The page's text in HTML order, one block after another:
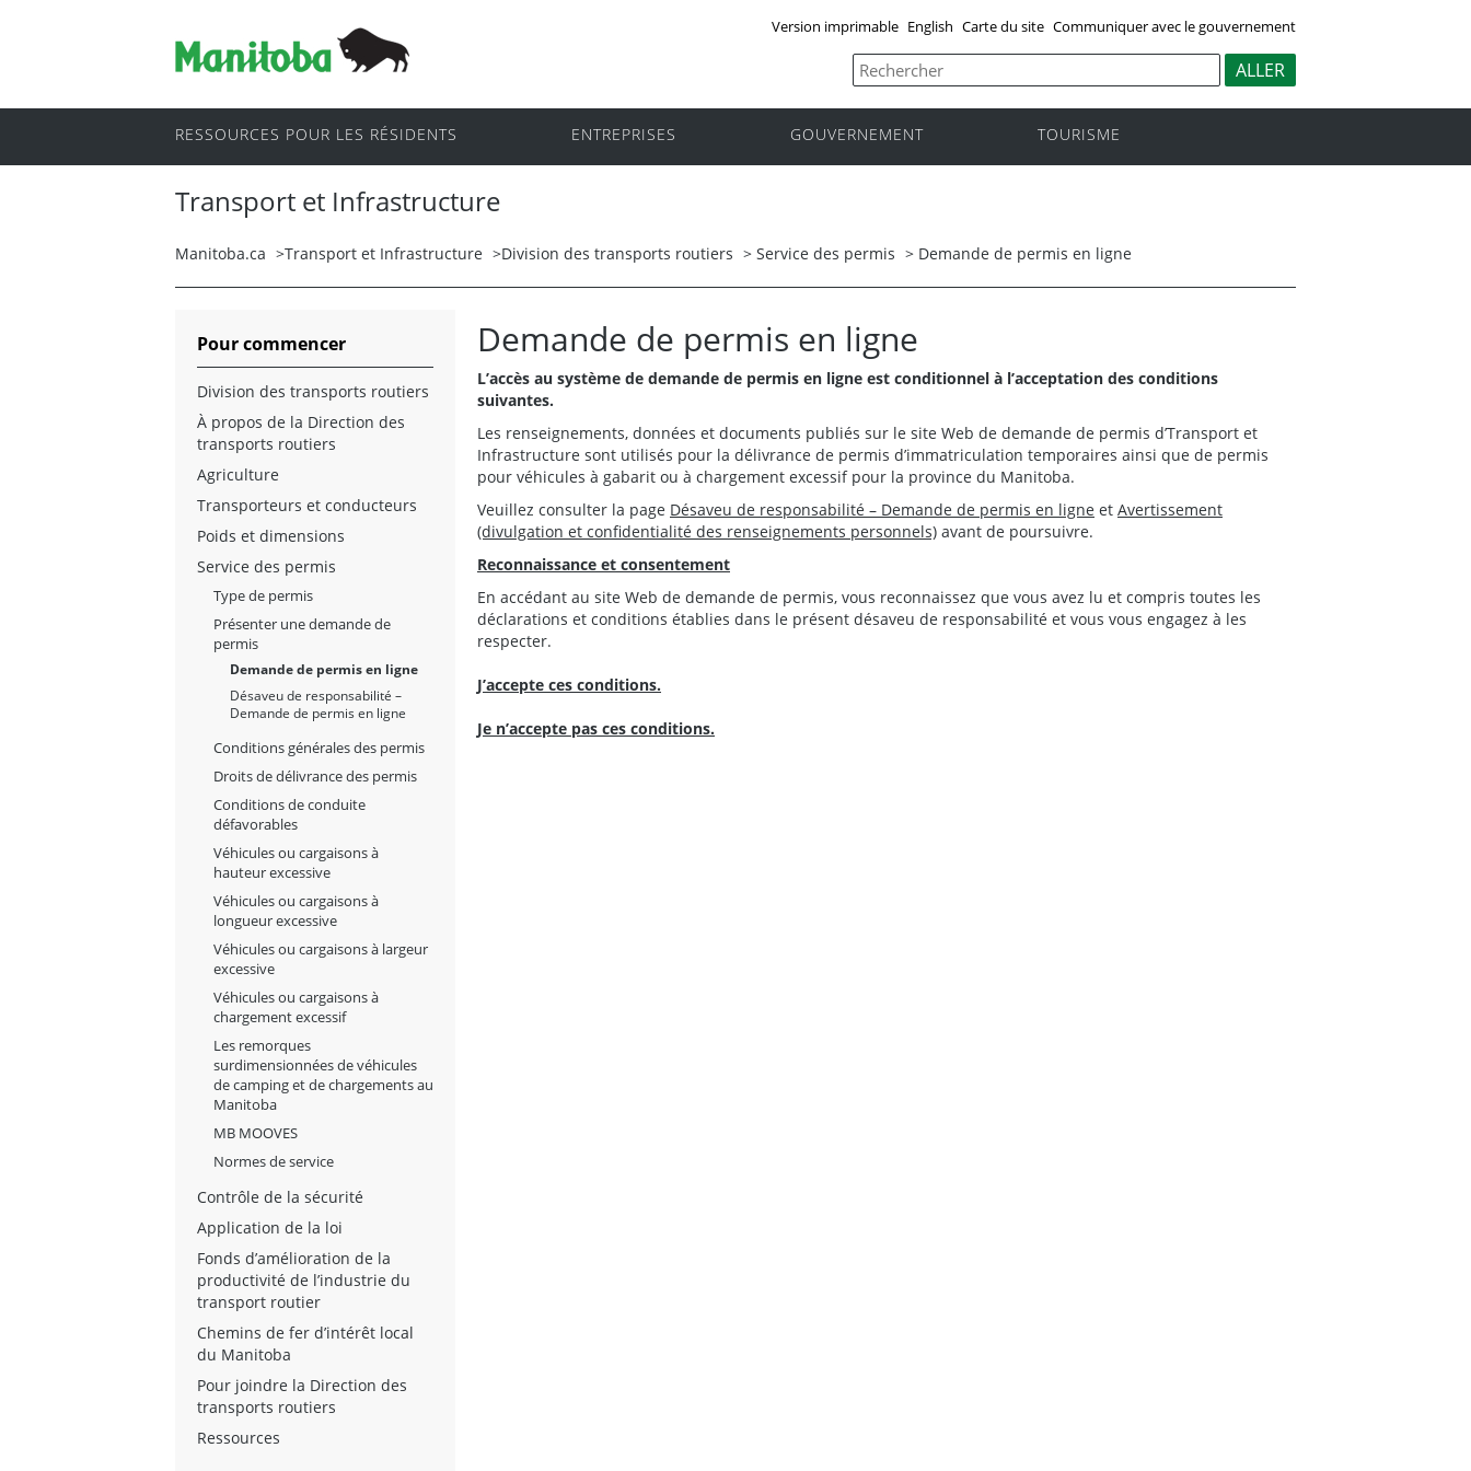
Version imprimable English Carte du site Communiquer avec le gouvernement
RESSOURCES POUR LES RÉSIDENTS ENTREPRISES GOUVERNEMENT TOURISME
Transport et Infrastructure
Manitoba.ca >Transport et Infrastructure >Division des transports routiers > Service des permis > Demande de permis en ligne
Demande de permis en ligne
L’accès au système de demande de permis en ligne est conditionnel à l’acceptation des conditions
suivantes.
Les renseignements, données et documents publiés sur le site Web de demande de permis d’Transport et
Infrastructure sont utilisés pour la délivrance de permis d’immatriculation temporaires ainsi que de permis
pour véhicules à gabarit ou à chargement excessif pour la province du Manitoba.
Veuillez consulter la page Désaveu de responsabilité – Demande de permis en ligne et Avertissement
(divulgation et confidentialité des renseignements personnels) avant de poursuivre.
Reconnaissance et consentement
En accédant au site Web de demande de permis, vous reconnaissez que vous avez lu et compris toutes les
déclarations et conditions établies dans le présent désaveu de responsabilité et vous vous engagez à les
respecter.
J’accepte ces conditions.
Je n’accepte pas ces conditions.
Pour commencer
Division des transports routiers
À propos de la Direction des
transports routiers
Agriculture
Transporteurs et conducteurs
Poids et dimensions
Service des permis
Type de permis
Présenter une demande de
permis
Demande de permis en ligne
Désaveu de responsabilité –
Demande de permis en ligne
Conditions générales des permis
Droits de délivrance des permis
Conditions de conduite
défavorables
Véhicules ou cargaisons à
hauteur excessive
Véhicules ou cargaisons à
longueur excessive
Véhicules ou cargaisons à largeur
excessive
Véhicules ou cargaisons à
chargement excessif
Les remorques
surdimensionnées de véhicules
de camping et de chargements au
Manitoba
MB MOOVES
Normes de service
Contrôle de la sécurité
Application de la loi
Fonds d’amélioration de la
productivité de l’industrie du
transport routier
Chemins de fer d’intérêt local
du Manitoba
Pour joindre la Direction des
transports routiers
Ressources